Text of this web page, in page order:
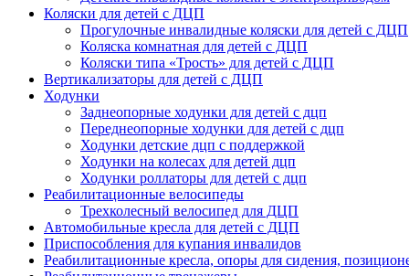
Коляски для детей с ДЦП
Прогулочные инвалидные коляски для детей с ДЦП
Коляска комнатная для детей с ДЦП
Коляски типа «Трость» для детей с ДЦП
Вертикализаторы для детей с ДЦП
Ходунки
Заднеопорные ходунки для детей с дцп
Переднеопорные ходунки для детей с дцп
Ходунки детские дцп с поддержкой
Ходунки на колесах для детей дцп
Ходунки роллаторы для детей с дцп
Реабилитационные велосипеды
Трехколесный велосипед для ДЦП
Автомобильные кресла для детей с ДЦП
Приспособления для купания инвалидов
Реабилитационные кресла, опоры для сидения,